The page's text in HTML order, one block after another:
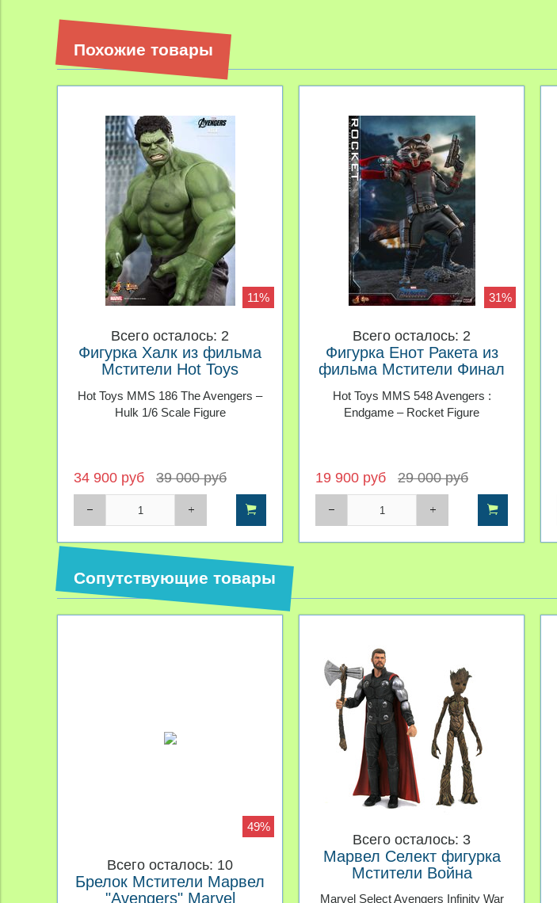
Похожие товары
11%
Всего осталось: 2
Фигурка Халк из фильма
Мстители Hot Toys
Hot Toys MMS 186 The Avengers –
Hulk 1/6 Scale Figure
34 900 руб 39 000 руб
31%
Всего осталось: 2
Фигурка Енот Ракета из
фильма Мстители Финал
Hot Toys MMS 548 Avengers :
Endgame – Rocket Figure
19 900 руб 29 000 руб
Сопутствующие товары
49%
Всего осталось: 10
Брелок Мстители Марвел
"Avengers" Marvel
Всего осталось: 3
Марвел Селект фигурка
Мстители Война
Marvel Select Avengers Infinity War